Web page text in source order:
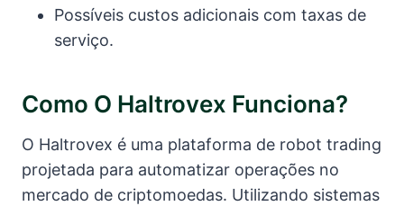
Possíveis custos adicionais com taxas de
serviço.
Como O Haltrovex Funciona?
O Haltrovex é uma plataforma de robot trading
projetada para automatizar operações no
mercado de criptomoedas. Utilizando sistemas